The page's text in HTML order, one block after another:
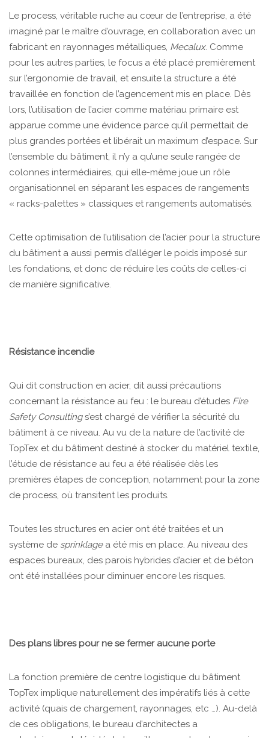
Le process, véritable ruche au cœur de l’entreprise, a été
imaginé par le maître d’ouvrage, en collaboration avec un
fabricant en rayonnages métalliques, Mecalux. Comme
pour les autres parties, le focus a été placé premièrement
sur l’ergonomie de travail, et ensuite la structure a été
travaillée en fonction de l’agencement mis en place. Dès
lors, l’utilisation de l’acier comme matériau primaire est
apparue comme une évidence parce qu’il permettait de
plus grandes portées et libérait un maximum d’espace. Sur
l’ensemble du bâtiment, il n’y a qu’une seule rangée de
colonnes intermédiaires, qui elle-même joue un rôle
organisationnel en séparant les espaces de rangements
« racks-palettes » classiques et rangements automatisés.
Cette optimisation de l’utilisation de l’acier pour la structure
du bâtiment a aussi permis d’alléger le poids imposé sur
les fondations, et donc de réduire les coûts de celles-ci
de manière significative.
Résistance incendie
Qui dit construction en acier, dit aussi précautions
concernant la résistance au feu : le bureau d’études Fire
Safety Consultings’est chargé de vérifier la sécurité du
bâtiment à ce niveau. Au vu de la nature de l’activité de
TopTex et du bâtiment destiné à stocker du matériel textile,
l’étude de résistance au feu a été réalisée dès les
premières étapes de conception, notamment pour la zone
de process, où transitent les produits.
Toutes les structures en acier ont été traitées et un
système de sprinklage a été mis en place. Au niveau des
espaces bureaux, des parois hybrides d’acier et de béton
ont été installées pour diminuer encore les risques.
Des plans libres pour ne se fermer aucune porte
La fonction première de centre logistique du bâtiment
TopTex implique naturellement des impératifs liés à cette
activité (quais de chargement, rayonnages, etc …). Au-delà
de ces obligations, le bureau d’architectes a